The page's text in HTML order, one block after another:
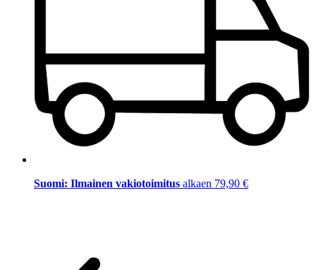
Suomi: Ilmainen vakiotoimitus alkaen 79,90 €